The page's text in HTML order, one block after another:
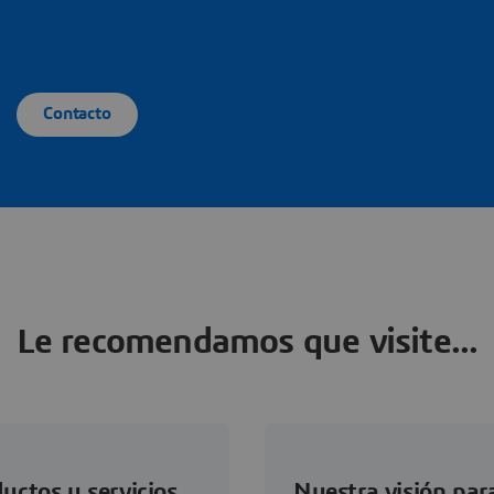
Contacto
Le recomendamos que visite...